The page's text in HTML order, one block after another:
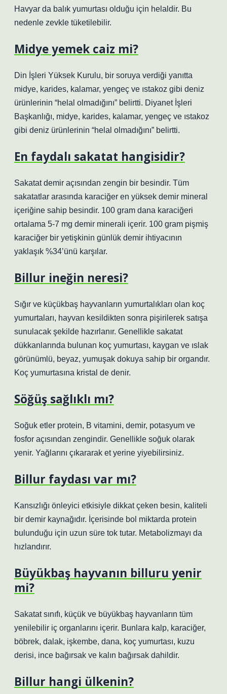
Havyar da balık yumurtası olduğu için helaldir. Bu
nedenle zevkle tüketilebilir.
Midye yemek caiz mi?
Din İşleri Yüksek Kurulu, bir soruya verdiği yanıtta
midye, karides, kalamar, yengeç ve ıstakoz gibi deniz
ürünlerinin “helal olmadığını” belirtti. Diyanet İşleri
Başkanlığı, midye, karides, kalamar, yengeç ve ıstakoz
gibi deniz ürünlerinin “helal olmadığını” belirtti.
En faydalı sakatat hangisidir?
Sakatat demir açısından zengin bir besindir. Tüm
sakatatlar arasında karaciğer en yüksek demir mineral
içeriğine sahip besindir. 100 gram dana karaciğeri
ortalama 5-7 mg demir minerali içerir. 100 gram pişmiş
karaciğer bir yetişkinin günlük demir ihtiyacının
yaklaşık %34’ünü karşılar.
Billur ineğin neresi?
Sığır ve küçükbaş hayvanların yumurtalıkları olan koç
yumurtaları, hayvan kesildikten sonra pişirilerek satışa
sunulacak şekilde hazırlanır. Genellikle sakatat
dükkanlarında bulunan koç yumurtası, kaygan ve ıslak
görünümlü, beyaz, yumuşak dokuya sahip bir organdır.
Koç yumurtasına kristal de denir.
Söğüş sağlıklı mı?
Soğuk etler protein, B vitamini, demir, potasyum ve
fosfor açısından zengindir. Genellikle soğuk olarak
yenir. Yağlarını çıkararak et yerine yiyebilirsiniz.
Billur faydası var mı?
Kansızlığı önleyici etkisiyle dikkat çeken besin, kaliteli
bir demir kaynağıdır. İçerisinde bol miktarda protein
bulunduğu için uzun süre tok tutar. Metabolizmayı da
hızlandırır.
Büyükbaş hayvanın billuru yenir
mi?
Sakatat sınıfı, küçük ve büyükbaş hayvanların tüm
yenilebilir iç organlarını içerir. Bunlara kalp, karaciğer,
böbrek, dalak, işkembe, dana, koç yumurtası, kuzu
derisi, ince bağırsak ve kalın bağırsak dahildir.
Billur hangi ülkenin?